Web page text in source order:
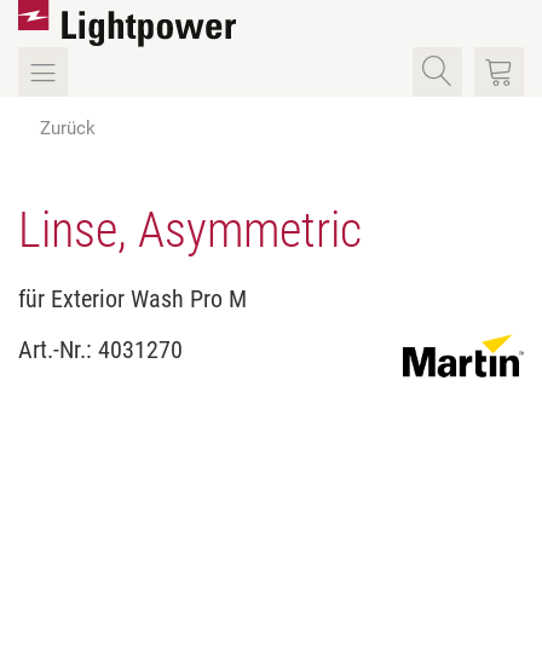
Zurück
Linse, Asymmetric
für Exterior Wash Pro M
Art.-Nr.: 4031270